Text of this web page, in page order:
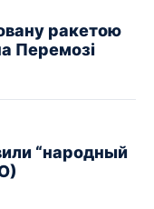
ракетою
Перемозі
“народный